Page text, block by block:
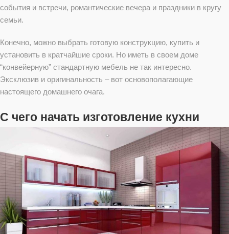
события и встречи, романтические вечера и праздники в кругу
семьи.
Конечно, можно выбрать готовую конструкцию, купить и
установить в кратчайшие сроки. Но иметь в своем доме
“конвейерную” стандартную мебель не так интересно.
Эксклюзив и оригинальность – вот основополагающие
настоящего домашнего очага.
С чего начать изготовление кухни